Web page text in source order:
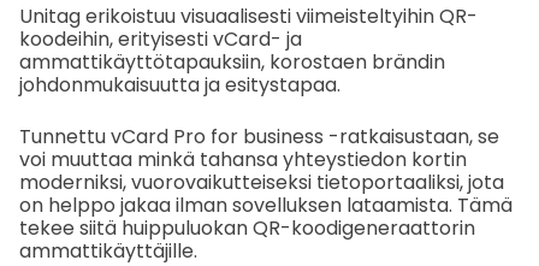
Unitag erikoistuu visuaalisesti viimeisteltyihin QR-
koodeihin, erityisesti vCard- ja
ammattikäyttötapauksiin, korostaen brändin
johdonmukaisuutta ja esitystapaa.
Tunnettu vCard Pro for business -ratkaisustaan, se
voi muuttaa minkä tahansa yhteystiedon kortin
moderniksi, vuorovaikutteiseksi tietoportaaliksi, jota
on helppo jakaa ilman sovelluksen lataamista. Tämä
tekee siitä huippuluokan QR-koodigeneraattorin
ammattikäyttäjille.